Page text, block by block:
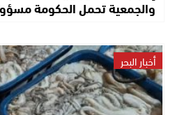
والجمعية تحمل الحكومة
أخبار البحر